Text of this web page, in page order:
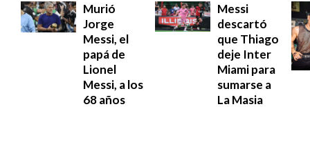
Murió
Jorge
Messi, el
papá de
Lionel
Messi, a los
68 años
Messi
descartó
que Thiago
deje Inter
Miami para
sumarse a
La Masia